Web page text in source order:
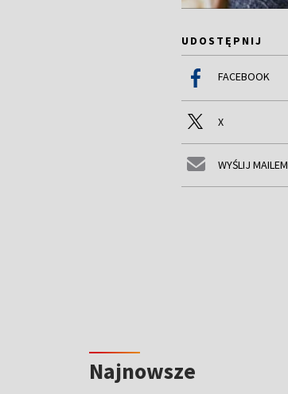
UDOSTĘPNIJ
FACEBOOK
X
WYŚLIJ MAILEM
Najnowsze